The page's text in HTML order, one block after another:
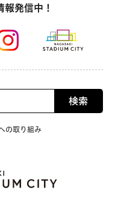
報発信中！
検索
の取り組み